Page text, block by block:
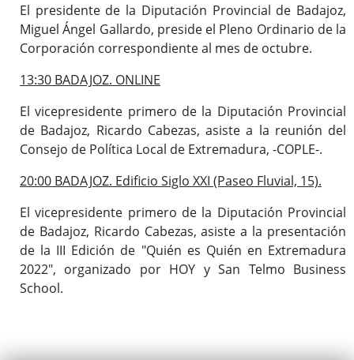
El presidente de la Diputación Provincial de Badajoz,
Miguel Ángel Gallardo, preside el Pleno Ordinario de la
Corporación correspondiente al mes de octubre.
13:30 BADAJOZ. ONLINE
El vicepresidente primero de la Diputación Provincial
de Badajoz, Ricardo Cabezas, asiste a la reunión del
Consejo de Política Local de Extremadura, -COPLE-.
20:00 BADAJOZ. Edificio Siglo XXI (Paseo Fluvial, 15).
El vicepresidente primero de la Diputación Provincial
de Badajoz, Ricardo Cabezas, asiste a la presentación
de la III Edición de "Quién es Quién en Extremadura
2022", organizado por HOY y San Telmo Business
School.